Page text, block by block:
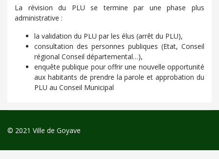
La révision du PLU se termine par une phase plus
administrative :
la validation du PLU par les élus (arrêt du PLU),
consultation des personnes publiques (Etat, Conseil
régional Conseil départemental…),
enquête publique pour offrir une nouvelle opportunité
aux habitants de prendre la parole et approbation du
PLU au Conseil Municipal
© 2021 Ville de Goyave